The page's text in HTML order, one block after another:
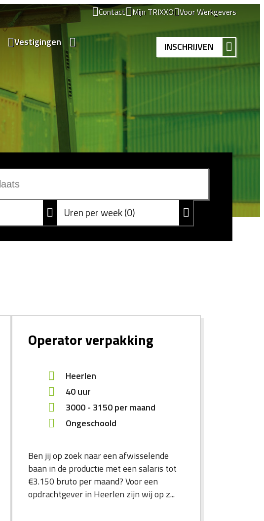
Contact Mijn TRIXXO Voor Werkgevers
Vestigingen INSCHRIJVEN
Uren per week 0
Operator verpakking
Heerlen
40 uur
3000- 3150per maand
Ongeschoold
Ben jij op zoek naar een afwisselende
baan in de productie met een salaris tot
€3.150 bruto per maand? Voor een
opdrachtgever in Heerlen zijn wij op z...